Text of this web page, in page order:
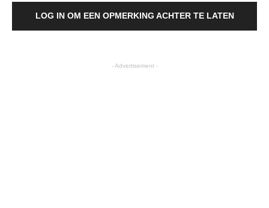
LOG IN OM EEN OPMERKING ACHTER TE LATEN
- Advertisement -